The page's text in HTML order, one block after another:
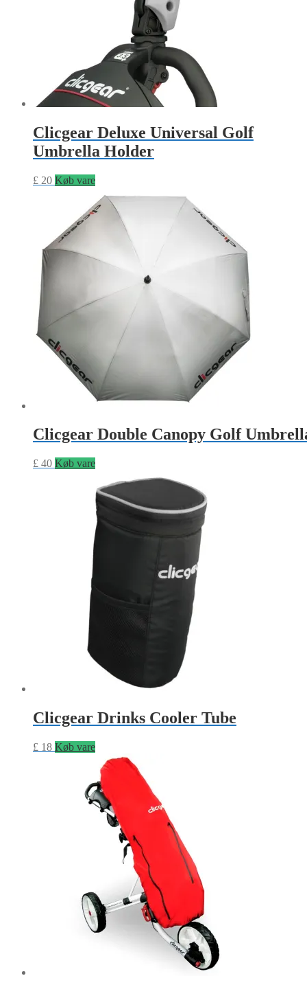
Clicgear Deluxe Universal Golf
Umbrella Holder
£ 20 Køb vare
Clicgear Double Canopy Golf
£ 40 Køb vare
Clicgear Drinks Cooler Tube
£ 18 Køb vare